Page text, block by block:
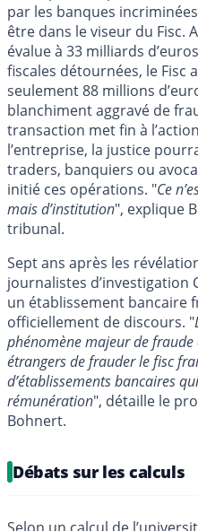
par les banques
être dans le viseur du Fisc.
évalue à 33 milliards
fiscales détournées, le Fisc
seulement 88 millions
blanchiment aggravé de
transaction met fin à
l’entreprise, la justice
traders, banquiers ou
initié ces opérations. "Ce
mais d’institution", explique
tribunal.
Sept ans après les
journalistes d’investigation
un établissement bancaire
officiellement de discours. "
phénomène majeur de
étrangers de frauder le fisc
d’établissements bancaires
rémunération", détaille le
Bohnert.
Débats sur les calculs